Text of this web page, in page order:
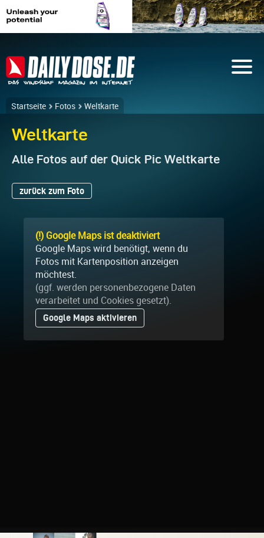
Startseite Fotos Weltkarte
Weltkarte
Alle Fotos auf der Quick Pic Weltkarte
zurück zum Foto
(!) Google Maps ist deaktiviert
Google Maps wird benötigt, wenn du
Fotos mit Kartenposition anzeigen
möchtest.
(ggf. werden personen­bezogene Daten
verarbeitet und Cookies gesetzt).
Google Maps aktivieren